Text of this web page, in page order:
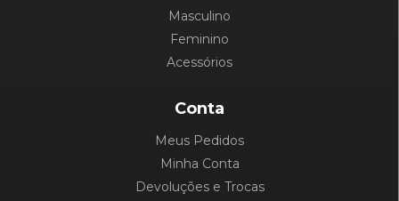
Masculino
Feminino
Acessórios
Conta
Meus Pedidos
Minha Conta
Devoluções e Trocas